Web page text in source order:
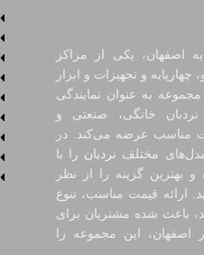
اصفهان، یکی از مراکز
و تجهیزات و ابزار
به عنوان نمایندگی
نردبان خانگی، صنعتی و
مناسب عرضه می‌کند. در
مختلف نردبان را با
بهترین گزینه را از نظر
ارائه قیمت مناسب، تنوع
باعث شده مشتریان برای
اصفهان، این مجموعه را